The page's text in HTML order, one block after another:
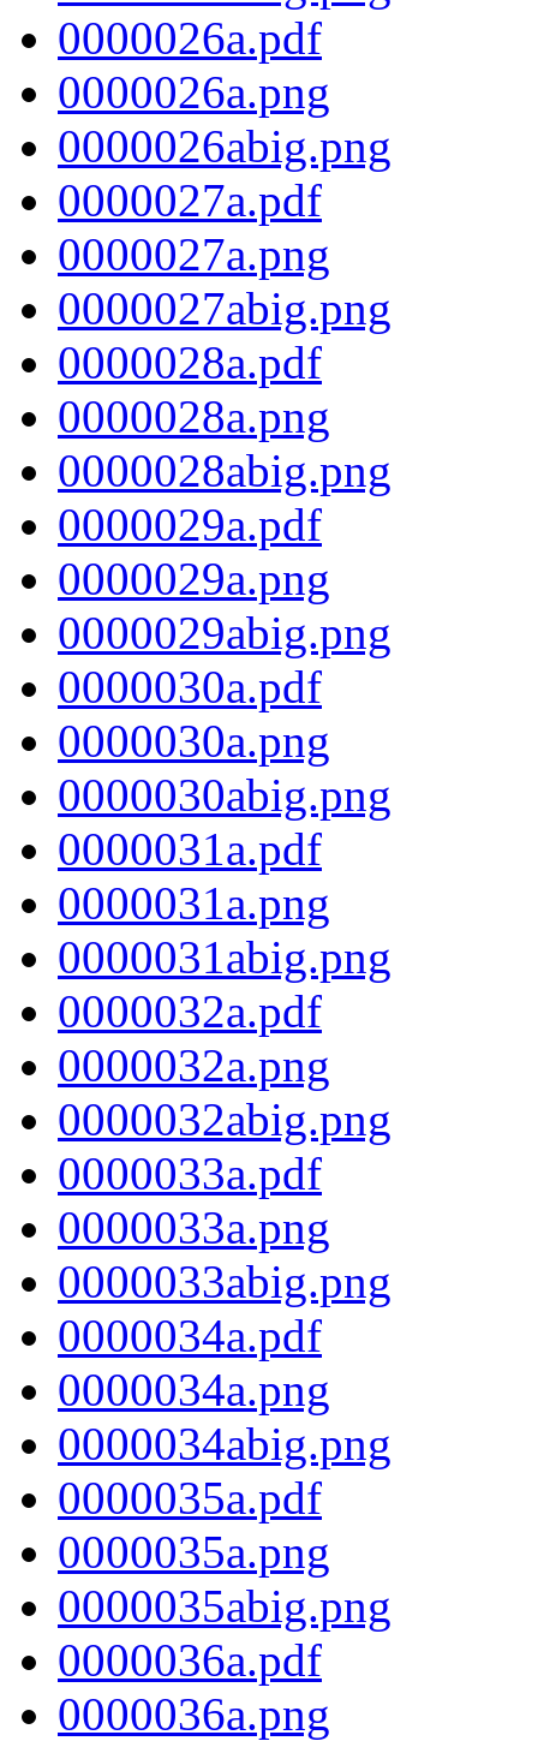
0000026a.pdf
0000026a.png
0000026abig.png
0000027a.pdf
0000027a.png
0000027abig.png
0000028a.pdf
0000028a.png
0000028abig.png
0000029a.pdf
0000029a.png
0000029abig.png
0000030a.pdf
0000030a.png
0000030abig.png
0000031a.pdf
0000031a.png
0000031abig.png
0000032a.pdf
0000032a.png
0000032abig.png
0000033a.pdf
0000033a.png
0000033abig.png
0000034a.pdf
0000034a.png
0000034abig.png
0000035a.pdf
0000035a.png
0000035abig.png
0000036a.pdf
0000036a.png